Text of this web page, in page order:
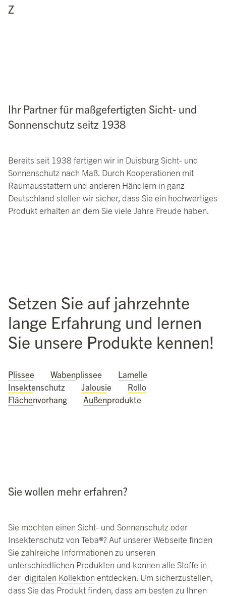
Z
Ihr Partner für maßgefertigten Sicht- und
Sonnenschutz seitz 1938
Bereits seit 1938 fertigen wir in Duisburg Sicht- und
Sonnenschutz nach Maß. Durch Kooperationen mit
Raumausstattern und anderen Händlern in ganz
Deutschland stellen wir sicher, dass Sie ein hochwertiges
Produkt erhalten an dem Sie viele Jahre Freude haben.
Setzen Sie auf jahrzehnte
lange Erfahrung und lernen
Sie unsere Produkte kennen!
Plissee Wabenplissee
Lamelle
Insektenschutz
Jalousie
Rollo
Flächenvorhang
Außenprodukte
Sie wollen mehr erfahren?
Sie möchten einen Sicht- und Sonnenschutz oder
Insektenschutz von Teba®? Auf unserer Webseite finden
Sie zahlreiche Informationen zu unseren
unterschiedlichen Produkten und können alle Stoffe in
der digitalen Kollektion entdecken. Um sicherzustellen,
dass Sie das Produkt finden, dass am besten zu Ihnen